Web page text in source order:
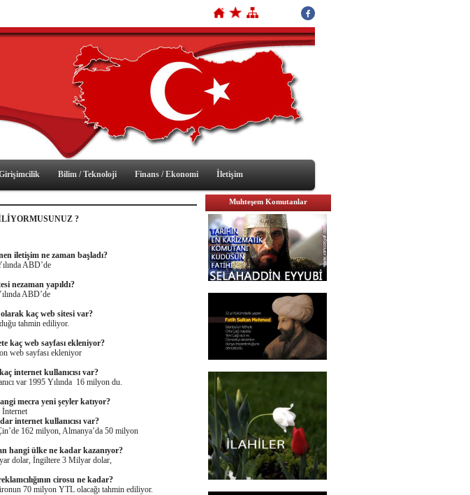
Bilim / Teknoloji Finans / Ekonomi İletişim
?
iletişim ne zaman başladı?
ABD’de
nezaman yapıldı?
ABD’de
kaç web sitesi var?
tahmin ediliyor.
kaç web sayfası ekleniyor?
web sayfası ekleniyor
internet kullanıcısı var?
var 1995 Yılında 16 milyon du.
mecra yeni şeyler katıyor?
İnternet
internet kullanıcısı var?
162 milyon, Almanya’da 50 milyon
hangi ülke ne kadar kazanıyor?
dolar, İngiltere 3 Milyar dolar,
cirosu ne kadar?
70 milyon YTL olacağı tahmin ediliyor.
Muhteşem Komutanlar